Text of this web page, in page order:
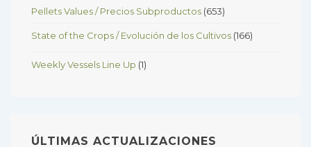
Pellets Values / Precios Subproductos (653)
State of the Crops / Evolución de los Cultivos (166)
Weekly Vessels Line Up (1)
ÚLTIMAS ACTUALIZACIONES